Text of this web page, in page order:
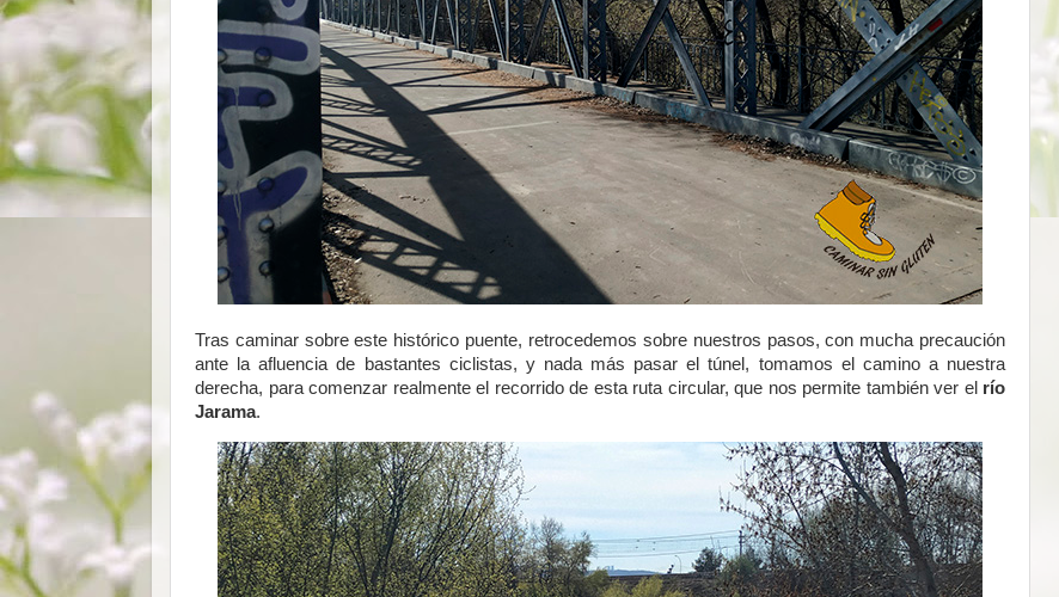
Tras caminar sobre este histórico puente, retrocedemos sobre nuestros pasos, con mucha precaución
ante la afluencia de bastantes ciclistas, y nada más pasar el túnel, tomamos el camino a nuestra
derecha, para comenzar realmente el recorrido de esta ruta circular, que nos permite también ver el río
Jarama.